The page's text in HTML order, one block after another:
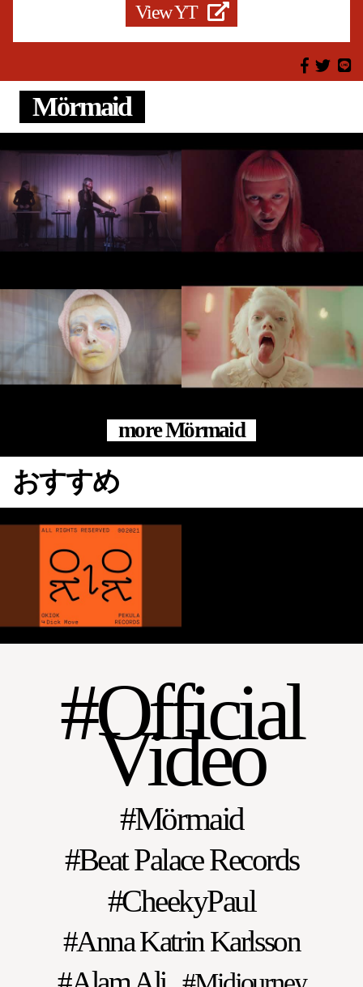
View YT
Mörmaid
more Mörmaid
おすすめ
Official
Video
Mörmaid
Beat Palace Records
CheekyPaul
Anna Katrin Karlsson